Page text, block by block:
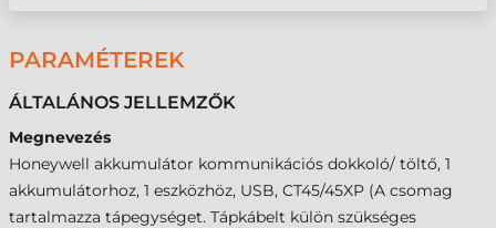
PARAMÉTEREK
ÁLTALÁNOS JELLEMZŐK
Megnevezés
Honeywell akkumulátor kommunikációs dokkoló/ töltő, 1
akkumulátorhoz, 1 eszközhöz, USB, CT45/45XP (A csomag
tartalmazza tápegységet. Tápkábelt külön szükséges